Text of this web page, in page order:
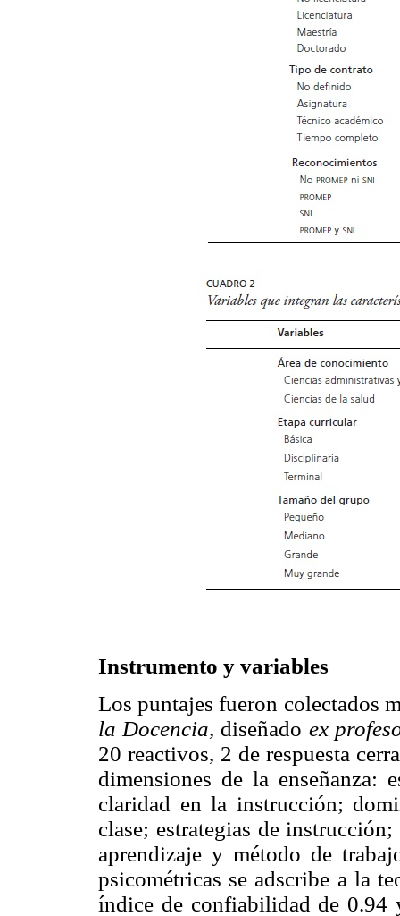
Instrumento y variables
Los puntajes fueron colectados
la Docencia, diseñado ex
20 reactivos, 2 de respuesta
dimensiones de la enseñanza:
claridad en la instrucción;
clase; estrategias de
aprendizaje y método de
psicométricas se adscribe a la
índice de confiabilidad de 0.94